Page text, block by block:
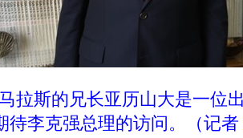
拉斯的兄长亚历山大是一位
待李克强总理的访问。（记